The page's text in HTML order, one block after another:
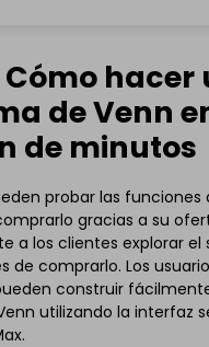
Cómo hacer
de Venn
de minutos
probar las funciones
gracias a su
a los clientes explorar el
de comprarlo. Los
construir
utilizando la interfaz